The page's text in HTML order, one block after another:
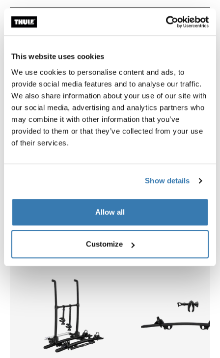
This website uses cookies
We use cookies to personalise content and ads, to
provide social media features and to analyse our traffic.
We also share information about your use of our site with
our social media, advertising and analytics partners who
may combine it with other information that you’ve
provided to them or that they’ve collected from your use
of their services.
Show details
Allow all
Customize
Toggle overview
Anmeldelser
Oplysninger om fremstilling
Registreret varemærke: Thule Sweden AB
Producentens navn: Thule Sverige
Producentens adresse: Borggatan 5, 335 73 Hillerstorp,
E-mail: support@thule.com
Website: www.thule.com
Relaterede produkter